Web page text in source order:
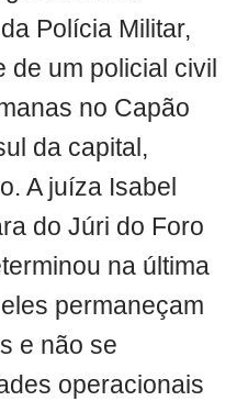
Polícia Militar,
de um policial civil
no Capão
da capital,
A juíza Isabel
do Júri do Foro
na última
permaneçam
e não se
operacionais